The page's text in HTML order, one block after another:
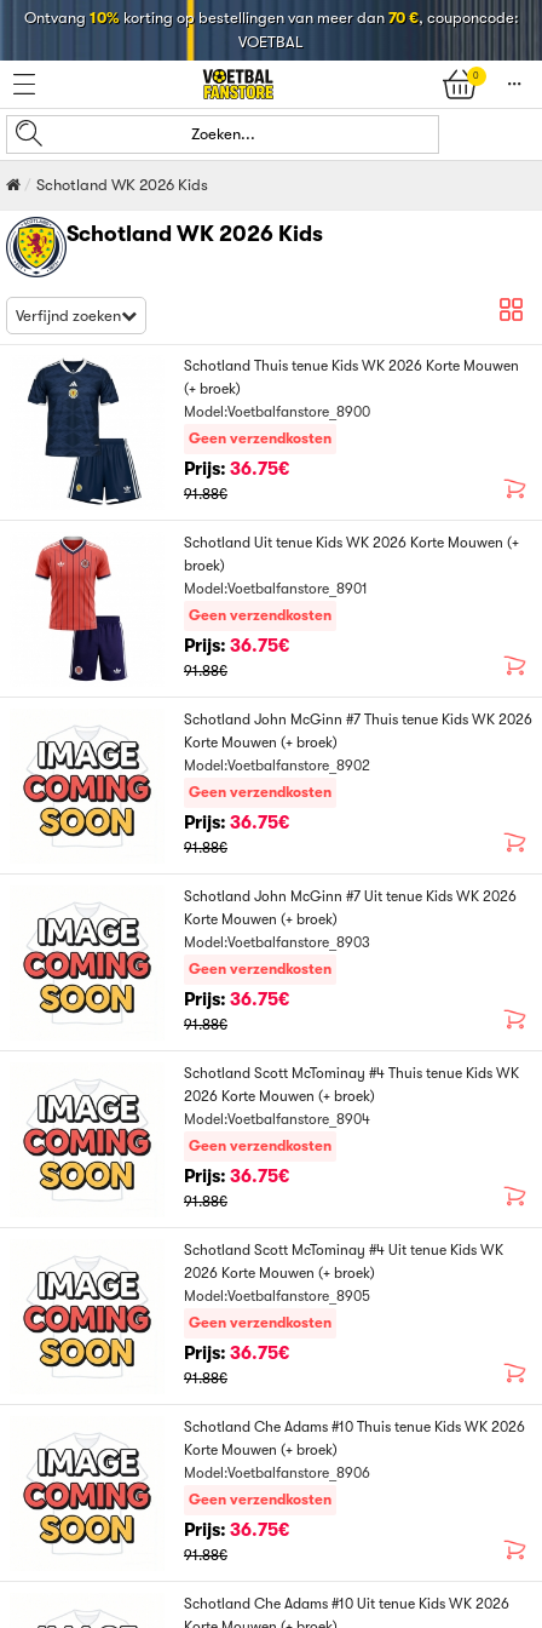
Ontvang 10%korting op bestellingen van meer dan70 €, couponcode:
VOETBAL
0
󰄒
Zoeken...
Schotland WK 2026 Kids
Schotland WK 2026 Kids
Verfijnd zoeken
Schotland Thuis tenue Kids WK 2026 Korte Mouwen
(+ broek)
Model:Voetbalfanstore_8900
Geen verzendkosten
Prijs: 36.75€
91.88€
Schotland Uit tenue Kids WK 2026 Korte Mouwen (+
broek)
Model:Voetbalfanstore_8901
Geen verzendkosten
Prijs: 36.75€
91.88€
Schotland John McGinn #7 Thuis tenue Kids WK 2026
Korte Mouwen (+ broek)
Model:Voetbalfanstore_8902
Geen verzendkosten
Prijs: 36.75€
91.88€
Schotland John McGinn #7 Uit tenue Kids WK 2026
Korte Mouwen (+ broek)
Model:Voetbalfanstore_8903
Geen verzendkosten
Prijs: 36.75€
91.88€
Schotland Scott McTominay #4 Thuis tenue Kids WK
2026 Korte Mouwen (+ broek)
Model:Voetbalfanstore_8904
Geen verzendkosten
Prijs: 36.75€
91.88€
Schotland Scott McTominay #4 Uit tenue Kids WK
2026 Korte Mouwen (+ broek)
Model:Voetbalfanstore_8905
Geen verzendkosten
Prijs: 36.75€
91.88€
Schotland Che Adams #10 Thuis tenue Kids WK 2026
Korte Mouwen (+ broek)
Model:Voetbalfanstore_8906
Geen verzendkosten
Prijs: 36.75€
91.88€
Schotland Che Adams #10 Uit tenue Kids WK 2026